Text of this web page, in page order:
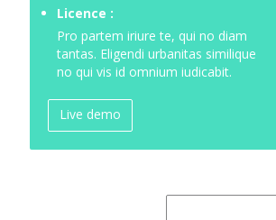
Licence :
Pro partem iriure te, qui no diam
tantas. Eligendi urbanitas similique
no qui vis id omnium iudicabit.
Live demo